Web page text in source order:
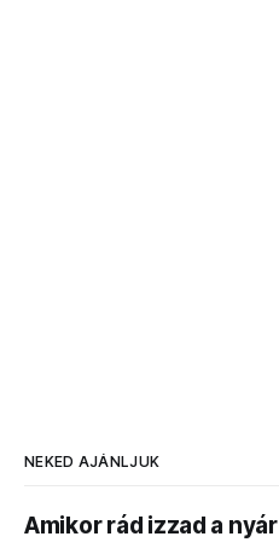
NEKED AJÁNLJUK
Amikor rád izzad a nyár